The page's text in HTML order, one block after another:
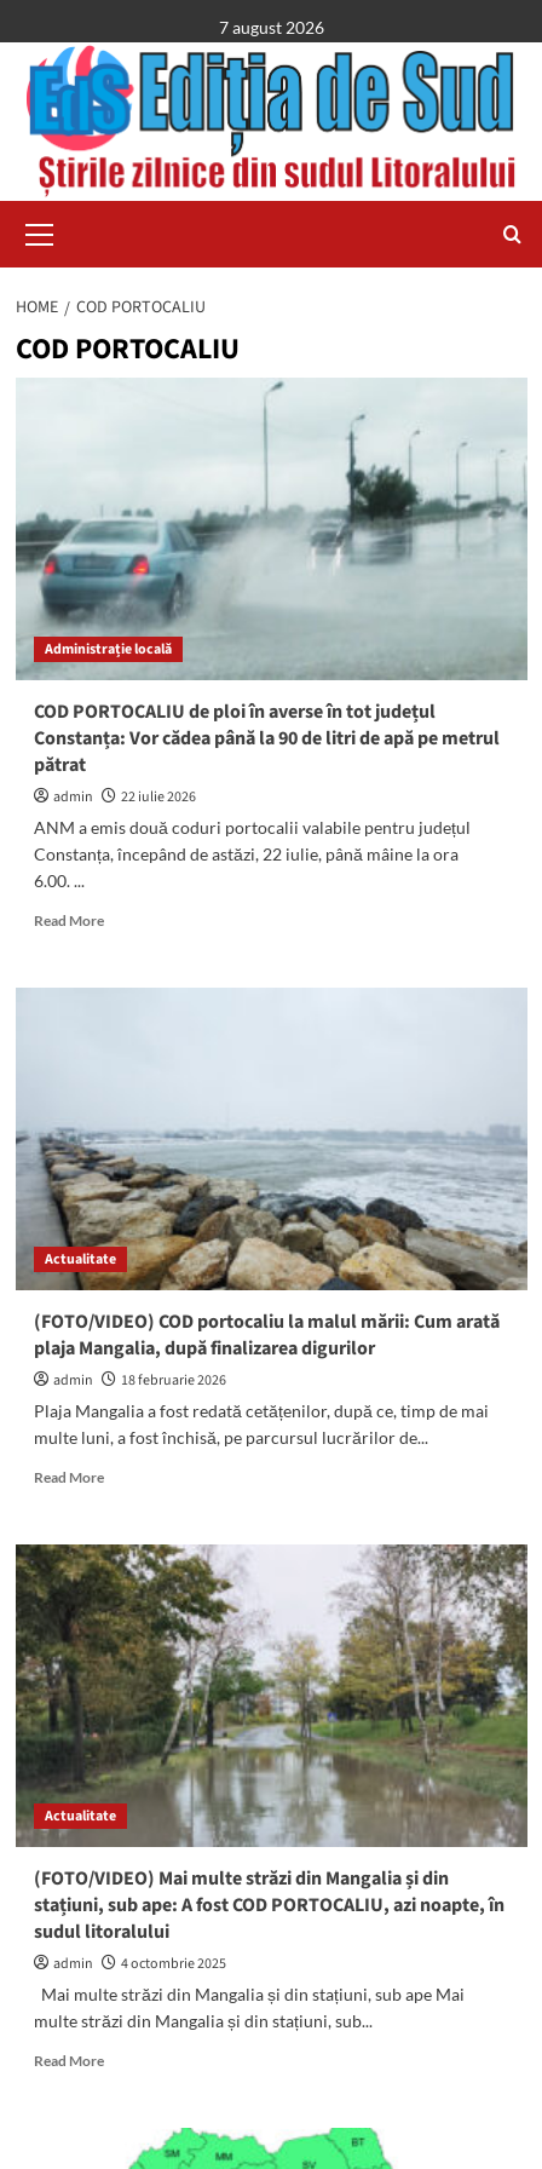
to
content
7 august 2026
Menu
HOME COD PORTOCALIU
COD PORTOCALIU
Administrație locală
COD PORTOCALIU de ploi în averse în tot județul
Constanța: Vor cădea până la 90 de litri de apă pe metrul
pătrat
admin
22 iulie 2026
ANM a emis două coduri portocalii valabile pentru județul
Constanța, începând de astăzi, 22 iulie, până mâine la ora
6.00. ...
Read MoreRead
COD
tot
județul
Constanța:
Vor
cădea
până
de
litri
de
pe
metrul
Actualitate
(FOTO/VIDEO) COD portocaliu la malul mării: Cum arată
plaja Mangalia, după finalizarea digurilor
admin
18 februarie 2026
Plaja Mangalia a fost redată cetățenilor, după ce, timp de mai
multe luni, a fost închisă, pe parcursul lucrărilor de...
Read MoreRead
(FOTO/VIDEO)
COD
portocaliu
la
malul
mării:
Cum
arată
plaja
Mangalia,
după
digurilor
Actualitate
(FOTO/VIDEO) Mai multe străzi din Mangalia și din
stațiuni, sub ape: A fost COD PORTOCALIU, azi noapte, în
sudul litoralului
admin
4 octombrie 2025
Mai multe străzi din Mangalia și din stațiuni, sub ape Mai
multe străzi din Mangalia și din stațiuni, sub...
Read MoreRead
(FOTO/VIDEO)